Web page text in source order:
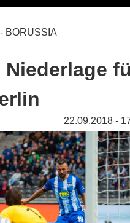
BORUSSIA
Niederlage
22.09.2018 -